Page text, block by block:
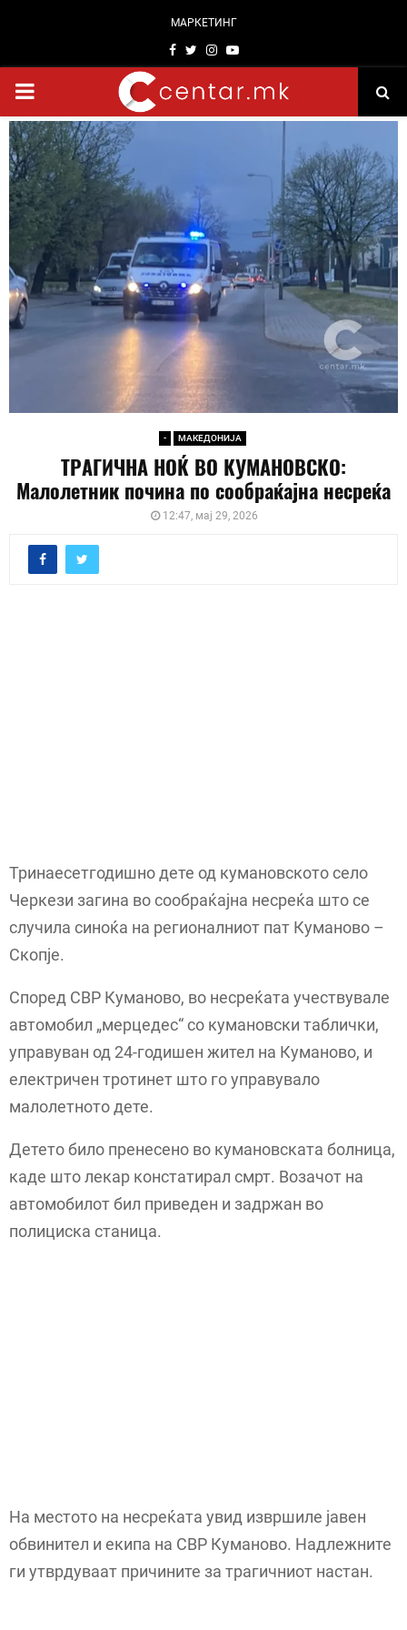
МАРКЕТИНГ
Facebook
TwitterInstagram
Youtube
PRIMARY
MENU
- МАКЕДОНИЈА
ТРАГИЧНА НОЌ ВО КУМАНОВСКО:
Малолетник почина по сообраќајна несреќа
12:47, мај 29, 2026
Тринаесетгодишно дете од кумановското село
Черкези загина во сообраќајна несреќа што се
случила синоќа на регионалниот пат Куманово –
Скопје.
Според СВР Куманово, во несреќата учествувале
автомобил „мерцедес“ со кумановски таблички,
управуван од 24-годишен жител на Куманово, и
електричен тротинет што го управувало
малолетното дете.
Детето било пренесено во кумановската болница,
каде што лекар констатирал смрт. Возачот на
автомобилот бил приведен и задржан во
полициска станица.
На местото на несреќата увид извршиле јавен
обвинител и екипа на СВР Куманово. Надлежните
ги утврдуваат причините за трагичниот настан.